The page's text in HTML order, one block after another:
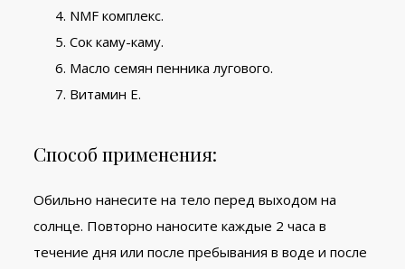
NMF комплекс.
Сок каму-каму.
Масло семян пенника лугового.
Витамин Е.
Способ применения:
Обильно нанесите на тело перед выходом на
солнце. Повторно наносите каждые 2 часа в
течение дня или после пребывания в воде и после